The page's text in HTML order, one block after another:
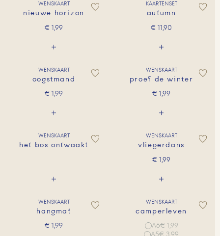
WENSKAART
nieuwe horizon
€ 1,99
KAARTENSET
autumn
€ 11,90
WENSKAART
oogstmand
€ 1,99
WENSKAART
proef de winter
€ 1,99
WENSKAART
het bos ontwaakt
WENSKAART
vliegerdans
€ 1,99
WENSKAART
hangmat
€ 1,99
WENSKAART
camperleven
A6€ 1,99
A5€ 3,99